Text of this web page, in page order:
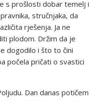
s prošlosti dobar temelj i
stručnjaka, da
rješenja. Ja ne
plodom. Držim da je
dogodilo i što to čini
počela pričati o svastici
Dan danas potičem